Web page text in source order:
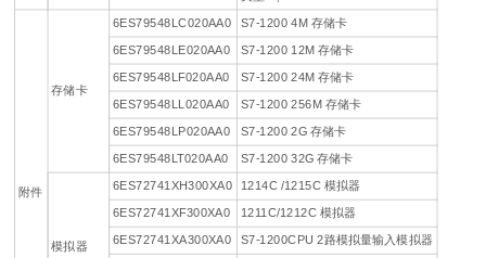
附件
存储卡
6ES79548LC020AA0
S7-1200 4M 存储卡
6ES79548LE020AA0
S7-1200 12M 存储卡
6ES79548LF020AA0
S7-1200 24M 存储卡
6ES79548LL020AA0
S7-1200 256M 存储卡
6ES79548LP020AA0
S7-1200 2G 存储卡
6ES79548LT020AA0 S7-1200 32G 存储卡
模拟器
6ES72741XH300XA0 1214C /1215C 模拟器
6ES72741XF300XA0
1211C/1212C 模拟器
6ES72741XA300XA0
S7-1200CPU 2路模拟量输入模拟器